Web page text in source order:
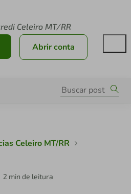
Celeiro MT/RR
Abrir conta
Celeiro MT/RR
2 min de leitura